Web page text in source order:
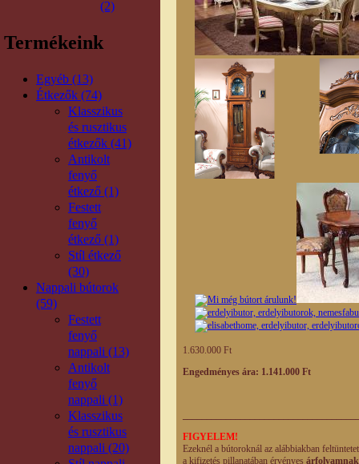
(2)
Termékeink
Egyéb (13)
Étkezők (74)
Klasszikus
és rusztikus
étkezők (41)
Antikolt
fenyő
étkező (1)
Festett
fenyő
étkező (1)
Stíl étkező
(30)
Nappali bútorok
(59)
Festett
fenyő
nappali (13)
Antikolt
fenyő
nappali (1)
Klasszikus
és rusztikus
nappali (20)
1.630.000 Ft
Engedményes ára: 1.141.000 Ft
FIGYELEM!
Ezeknél a bútoroknál az alábbiakban
a kifizetés pillanatában érvényes